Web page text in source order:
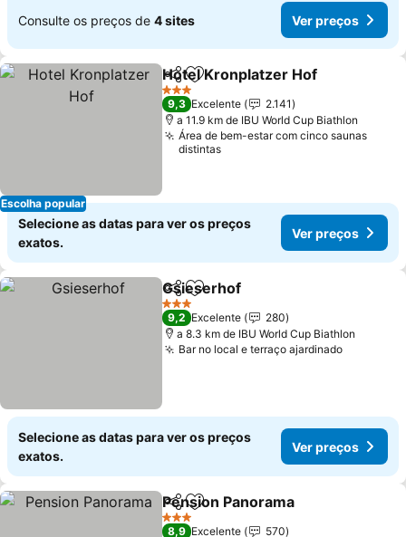
Consulte os preços de 4 sites Ver preços
Escolha popular
PartilharAdicionar aos favoritos
Hotel Kronplatzer Hof
3 Estrelas
9,3 Excelente
2.141
a 11.9 km de IBU World Cup Biathlon
Área de bem-estar com cinco saunas
distintas
Selecione as datas para ver os preços
exatos.
Ver preços
PartilharAdicionar aos favoritos
Gsieserhof
3 Estrelas
9,2 Excelente
280
a 8.3 km de IBU World Cup Biathlon
Bar no local e terraço ajardinado
Selecione as datas para ver os preços
exatos.
Ver preços
PartilharAdicionar aos favoritos
Pension Panorama
3 Estrelas
8,9 Excelente 570